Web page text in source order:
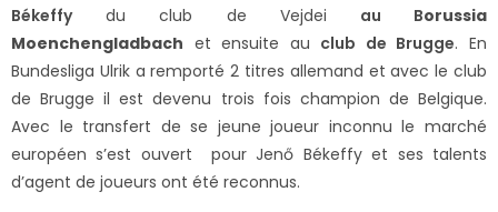
Békeffydu club de Vejdei au Borussia
Moenchengladbach et ensuite au club de Brugge. En
Bundesliga Ulrik a remporté 2 titres allemand et avec le club
de Brugge il est devenu trois fois champion de Belgique.
Avec le transfert de se jeune joueur inconnu le marché
européen s’est ouvert pour Jenő Békeffy et ses talents
d’agent de joueurs ont été reconnus.